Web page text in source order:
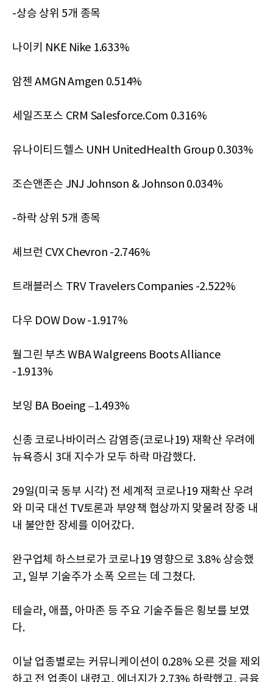
-상승 상위 5개 종목
나이키 NKE Nike 1.633%
암젠 AMGN Amgen 0.514%
세일즈포스 CRM Salesforce.Com 0.316%
유나이티드헬스 UNH UnitedHealth Group 0.303%
조슨앤존슨 JNJ Johnson & Johnson 0.034%
-하락 상위 5개 종목
셰브런 CVX Chevron -2.746%
트래블러스 TRV Travelers Companies -2.522%
다우 DOW Dow -1.917%
월그린 부츠 WBA Walgreens Boots Alliance
-1.913%
보잉 BA Boeing –1.493%
신종 코로나바이러스 감염증(코로나19) 재확산 우려에
뉴욕증시 3대 지수가 모두 하락 마감했다.
29일(미국 동부 시각) 전 세계적 코로나19 재확산 우려
와 미국 대선 TV토론과 부양책 협상까지 맞물려 장중 내
내 불안한 장세를 이어갔다.
완구업체 하스브로가 코로나19 영향으로 3.8% 상승했
고, 일부 기술주가 소폭 오르는 데 그쳤다.
테슬라, 애플, 아마존 등 주요 기술주들은 횡보를 보였
다.
이날 업종별로는 커뮤니케이션이 0.28% 오른 것을 제외
하고 전 업종이 내렸고, 에너지가 2.73% 하락했고, 금융